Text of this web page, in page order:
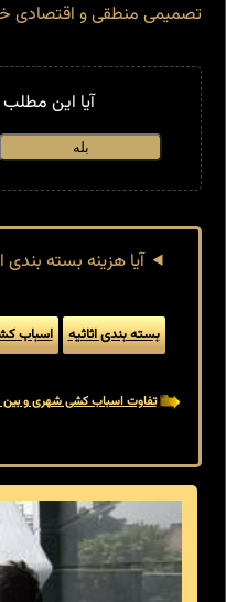
تصمیمی منطقی و اقتصادی
آیا این
بله
آیا هزینه بسته
بسته بندی اثاثیه اسباب
تفاوت اسباب کشی شهری و